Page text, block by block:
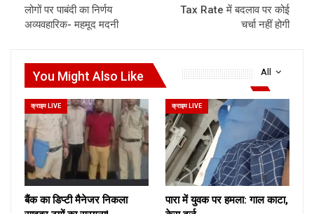
लोगों पर पाबंदी का निर्णय
अव्यवहारिक- महमूद मदनी
Tax Rate में बदलाव पर कोई
चर्चा नहीं होगी
All
You Might Also Like
क्राइम LIVE
बैंक का डिप्टी मैनेजर निकला
क्राइम LIVE
पारा में युवक पर हमला: गाल काटा,